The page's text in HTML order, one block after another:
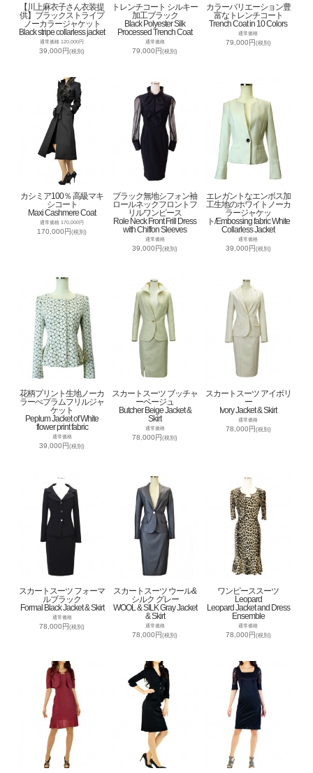
【川上麻衣子さん衣装提
供】ブラックストライプ
ノーカラージャケット
Black stripe collarless jacket
通常価格 120,000円
39,000円(税別)
トレンチコート シルキー
加工ブラック
Black Polyester Silk
Processed Trench Coat
通常価格
79,000円(税別)
カラーバリエーション豊
富なトレンチコート
Trench Coat in 10 Colors
通常価格
79,000円(税別)
カシミア100％ 高級マキ
シコート
Maxi Cashmere Coat
通常価格 170,000円
170,000円(税別)
ブラック無地シフォン袖
ロールネックフロントフ
リルワンピース
Role Neck Front Frill Dress
with Chiffon Sleeves
通常価格
39,000円(税別)
エレガントなエンボス加
工生地のホワイトノーカ
ラージャケッ
ト/Embossing fabric White
Collarless Jacket
通常価格
39,000円(税別)
花柄プリント生地ノーカ
ラーぺプラムフリルジャ
ケット
Peplum Jacket of White
flower print fabric
通常価格
39,000円(税別)
スカートスーツ ブッチャ
ーベージュ
Butcher Beige Jacket &
Skirt
通常価格
78,000円(税別)
スカートスーツ アイボリ
ー
Ivory Jacket & Skirt
通常価格
78,000円(税別)
スカートスーツ フォーマ
ルブラック
Formal Black Jacket & Skirt
通常価格
78,000円(税別)
スカートスーツ ウール&
シルク グレー
WOOL & SILK Gray Jacket
& Skirt
通常価格
78,000円(税別)
ワンピーススーツ
Leopard
Leopard Jacket and Dress
Ensemble
通常価格
78,000円(税別)